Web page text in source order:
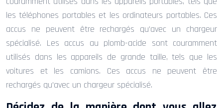
les téléphones portables et les ordinateurs portables. Ces
accus ne peuvent être rechargés qu’avec un chargeur
spécialisé. Les accus au plomb-acide sont couramment
utilisés dans les appareils de grande taille, tels que les
voitures et les camions. Ces accus ne peuvent être
rechargés qu’avec un chargeur spécialisé.